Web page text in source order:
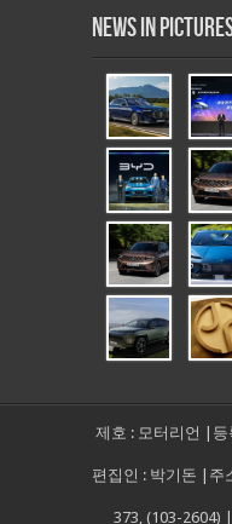
News in
제호 : 모터리언 |등
편집인 : 박기돈 |주
373, (103-2604)